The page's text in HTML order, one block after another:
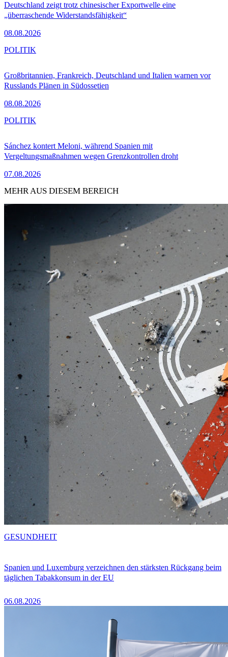
Deutschland zeigt trotz chinesischer Exportwelle eine
„überraschende Widerstandsfähigkeit“
08.08.2026
Großbritannien, Frankreich, Deutschland und Italien warnen vor
Russlands Plänen in Südossetien
08.08.2026
POLITIK
Sánchez kontert Meloni, während Spanien mit
Vergeltungsmaßnahmen wegen Grenzkontrollen droht
07.08.2026
POLITIK
MEHR AUS DIESEM BEREICH
Spanien und Luxemburg verzeichnen den stärksten Rückgang beim
täglichen Tabakkonsum in der EU
06.08.2026
GESUNDHEIT